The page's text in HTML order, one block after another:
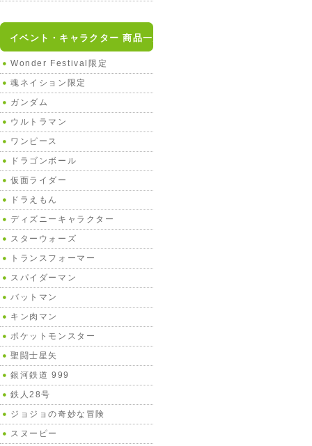
イベント・キャラクター 商品一覧
Wonder Festival限定
魂ネイション限定
ガンダム
ウルトラマン
ワンピース
ドラゴンボール
仮面ライダー
ドラえもん
ディズニーキャラクター
スターウォーズ
トランスフォーマー
スパイダーマン
バットマン
キン肉マン
ポケットモンスター
聖闘士星矢
銀河鉄道 999
鉄人28号
ジョジョの奇妙な冒険
スヌーピー